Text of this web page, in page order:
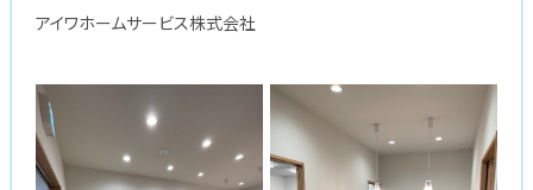
アイワホームサービス株式会社